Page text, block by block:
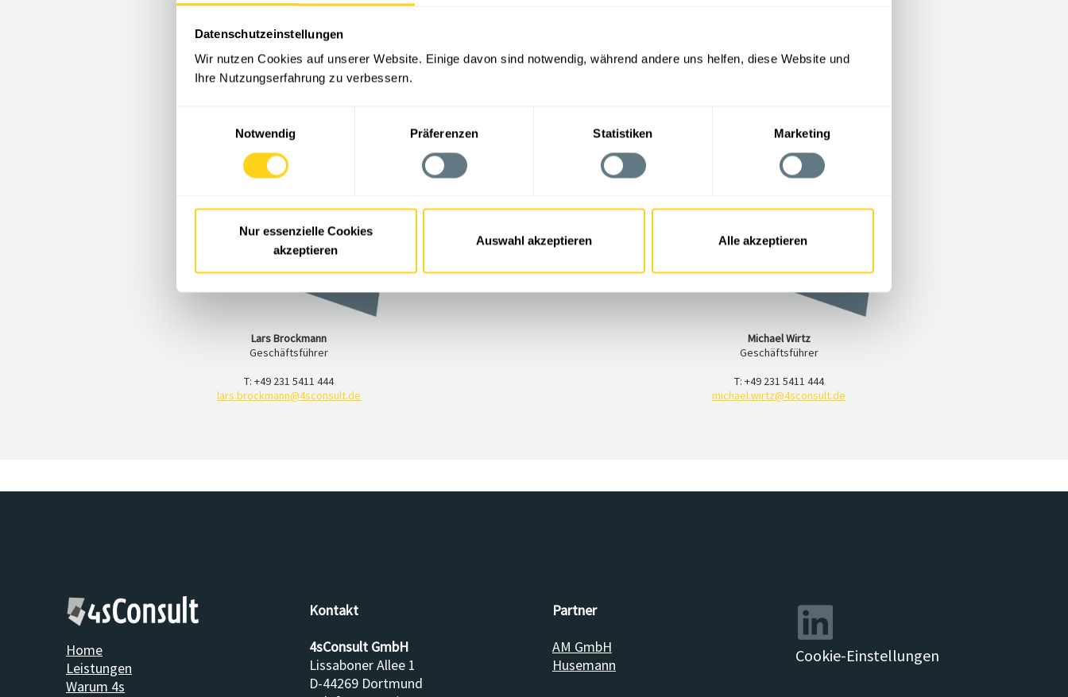
Datenschutzeinstellungen
Wir nutzen Cookies auf unserer Website. Einige davon sind notwendig, während andere uns helfen, diese Website und
Ihre Nutzungserfahrung zu verbessern.
Notwendig
Präferenzen Statistiken Marketing
Nur essenzielle Cookies
akzeptieren
Auswahl akzeptieren Alle akzeptieren
Lars Brockmann
Geschäftsführer
T: +49 231 5411 444
lars.brockmann@4sconsult.de
Michael Wirtz
Geschäftsführer
T: +49 231 5411 444
michael.wirtz@4sconsult.de
Home
Leistungen
Warum 4s
Kontakt
4sConsult GmbH
Lissaboner Allee 1
D-44269 Dortmund
Partner
AM GmbH
Husemann
Cookie-Einstellungen